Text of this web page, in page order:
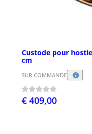
Custode pour
cm
SUR COMMANDE
€ 409,00